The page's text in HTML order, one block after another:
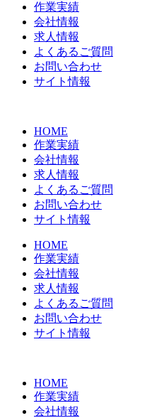
作業実績
会社情報
求人情報
よくあるご質問
お問い合わせ
サイト情報
HOME
作業実績
会社情報
求人情報
よくあるご質問
お問い合わせ
サイト情報
HOME
作業実績
会社情報
求人情報
よくあるご質問
お問い合わせ
サイト情報
HOME
作業実績
会社情報